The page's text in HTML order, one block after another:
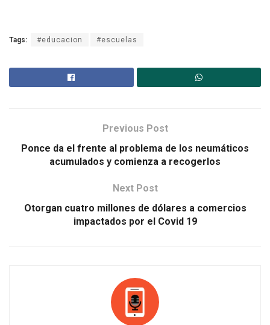
Tags: #educacion #escuelas
Previous Post
Ponce da el frente al problema de los neumáticos
acumulados y comienza a recogerlos
Next Post
Otorgan cuatro millones de dólares a comercios
impactados por el Covid 19